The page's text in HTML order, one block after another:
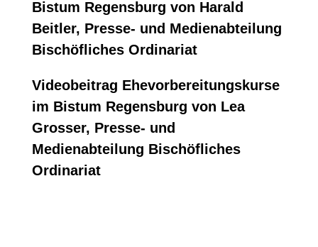
Bistum Regensburg von Harald
Beitler, Presse- und Medienabteilung
Bischöfliches Ordinariat
Videobeitrag Ehevorbereitungskurse
im Bistum Regensburg von Lea
Grosser, Presse- und
Medienabteilung Bischöfliches
Ordinariat